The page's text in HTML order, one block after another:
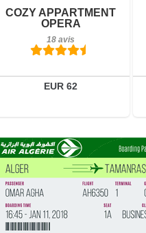
COZY APPARTMENT
OPERA
18 avis
EUR 62
Détails
Réserver